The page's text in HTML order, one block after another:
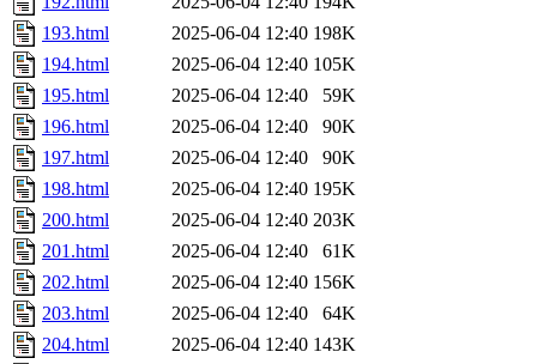
193.html
2025-06-04 12:40 198K
194.html
2025-06-04 12:40 105K
195.html
2025-06-04 12:40
59K
196.html
2025-06-04 12:40
90K
197.html
2025-06-04 12:40
90K
198.html
2025-06-04 12:40 195K
200.html
2025-06-04 12:40 203K
201.html
2025-06-04 12:40
61K
202.html
2025-06-04 12:40 156K
203.html
2025-06-04 12:40
64K
204.html
2025-06-04 12:40 143K